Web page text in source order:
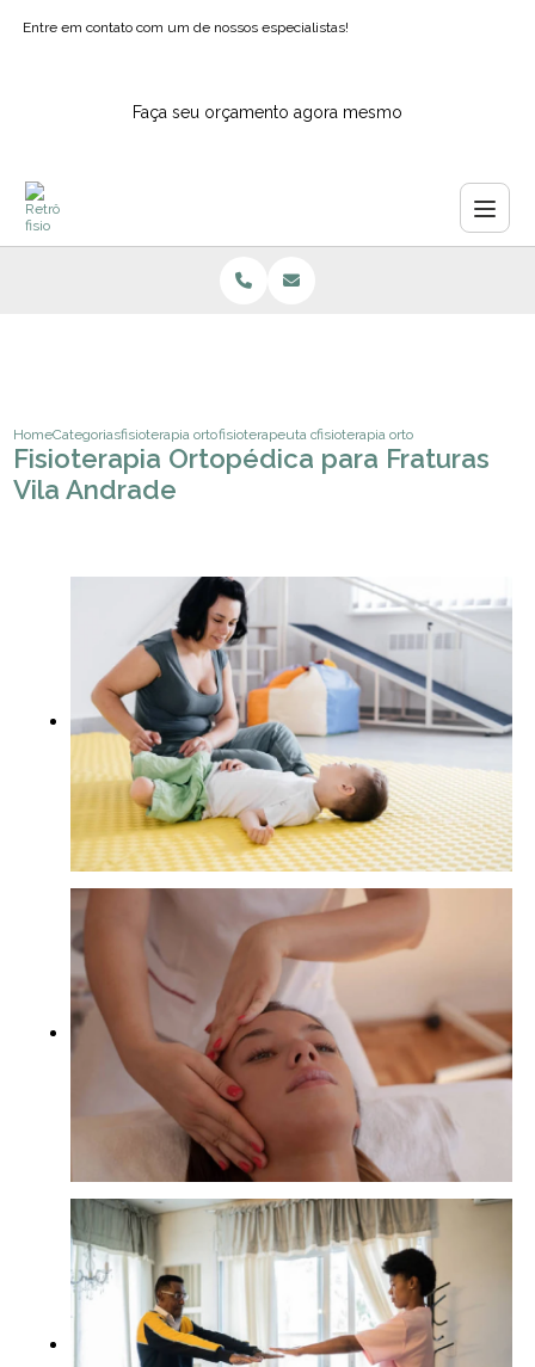
Entre em contato com um de nossos especialistas!
Faça seu orçamento agora mesmo
HomeCategoriasfisioterapia ortopedicafisioterapeuta ortopedia e traumatologia
fisioterapia ortopedica para
Fisioterapia Ortopédica para Fraturas
Vila Andrade